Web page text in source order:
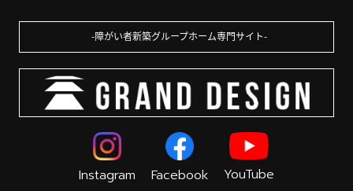
障がい者新築グループホーム専門サイト
Instagram Facebook YouTube